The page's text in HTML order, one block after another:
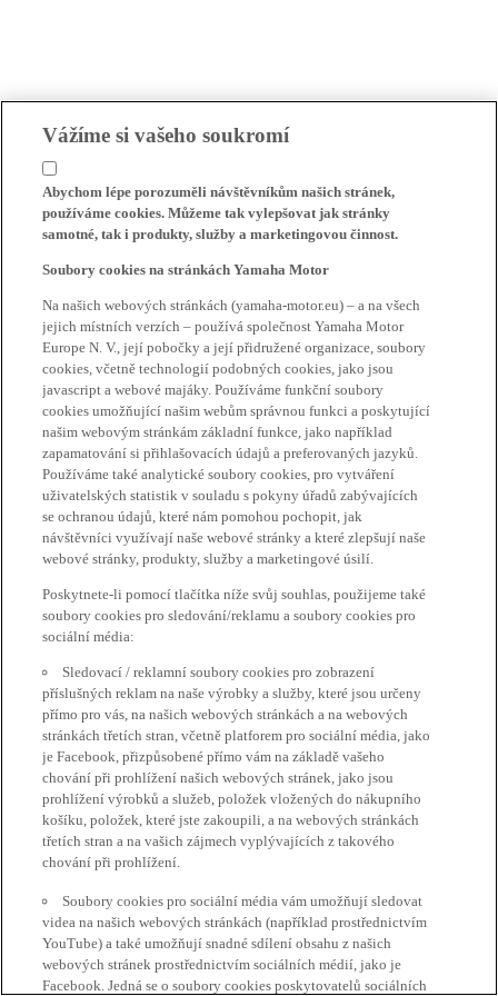
Vážíme si vašeho soukromí
Abychom lépe porozuměli návštěvníkům našich stránek,
používáme cookies. Můžeme tak vylepšovat jak stránky
samotné, tak i produkty, služby a marketingovou činnost.
Soubory cookies na stránkách Yamaha Motor
Na našich webových stránkách (yamaha-motor.eu) – a na všech
jejich místních verzích – používá společnost Yamaha Motor
Europe N. V., její pobočky a její přidružené organizace, soubory
cookies, včetně technologií podobných cookies, jako jsou
javascript a webové majáky. Používáme funkční soubory
cookies umožňující našim webům správnou funkci a poskytující
našim webovým stránkám základní funkce, jako například
zapamatování si přihlašovacích údajů a preferovaných jazyků.
Používáme také analytické soubory cookies, pro vytváření
uživatelských statistik v souladu s pokyny úřadů zabývajících
se ochranou údajů, které nám pomohou pochopit, jak
návštěvníci využívají naše webové stránky a které zlepšují naše
webové stránky, produkty, služby a marketingové úsilí.
Poskytnete-li pomocí tlačítka níže svůj souhlas, použijeme také
soubory cookies pro sledování/reklamu a soubory cookies pro
sociální média:
Sledovací / reklamní soubory cookies pro zobrazení
příslušných reklam na naše výrobky a služby, které jsou určeny
přímo pro vás, na našich webových stránkách a na webových
stránkách třetích stran, včetně platforem pro sociální média, jako
je Facebook, přizpůsobené přímo vám na základě vašeho
chování při prohlížení našich webových stránek, jako jsou
prohlížení výrobků a služeb, položek vložených do nákupního
košíku, položek, které jste zakoupili, a na webových stránkách
třetích stran a na vašich zájmech vyplývajících z takového
chování při prohlížení.
Soubory cookies pro sociální média vám umožňují sledovat
videa na našich webových stránkách (například prostřednictvím
YouTube) a také umožňují snadné sdílení obsahu z našich
webových stránek prostřednictvím sociálních médií, jako je
Facebook. Jedná se o soubory cookies poskytovatelů sociálních